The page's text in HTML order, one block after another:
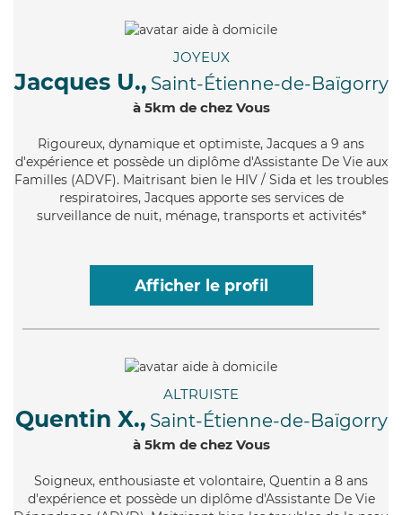
JOYEUX
Jacques U., Saint-Étienne-de-Baïgorry
à 5km de chez Vous
Rigoureux, dynamique et optimiste, Jacques a 9 ans
d'expérience et possède un diplôme d'Assistante De Vie aux
Familles (ADVF). Maitrisant bien le HIV / Sida et les troubles
respiratoires, Jacques apporte ses services de
surveillance de nuit, ménage, transports et activités*
Afficher le profil
ALTRUISTE
Quentin X., Saint-Étienne-de-Baïgorry
à 5km de chez Vous
Soigneux, enthousiaste et volontaire, Quentin a 8 ans
d'expérience et possède un diplôme d'Assistante De Vie